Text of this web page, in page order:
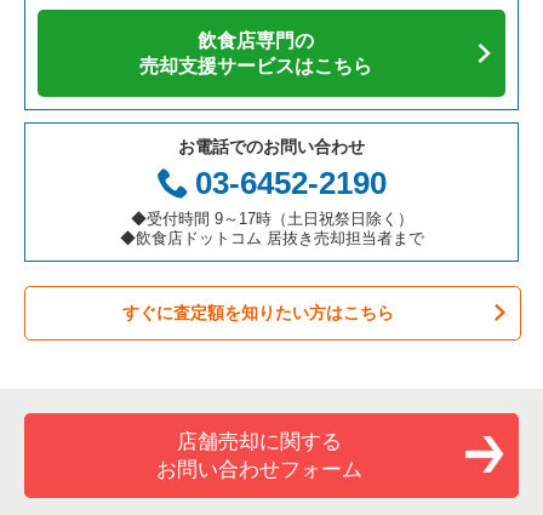
カフェの居抜き売却物件の案件一覧
テイクアウトの居抜き売却物件の案件一覧
お弁当・惣菜・デリの居抜き売却物件の案件一覧
カラオケ・パブ・スナックの居抜き売却物件の案件一覧
バーの居抜き売却物件の案件一覧
居酒屋・ダイニングバーの居抜き売却物件の案件一覧
洋食の居抜き売却物件の案件一覧
愛知県の飲食店の居抜き売却物件の案件一覧
岐阜県の飲食店の居抜き売却物件の案件一覧
三重県の飲食店の居抜き売却物件の案件一覧
京都市西京区の飲食店の居抜き売却物件の案件一覧
京都市伏見区の飲食店の居抜き売却物件の案件一覧
京都市北区の飲食店の居抜き売却物件の案件一覧
京都市山科区の飲食店の居抜き売却物件の案件一覧
京都市南区の飲食店の居抜き売却物件の案件一覧
宇治市の飲食店の居抜き売却物件の案件一覧
京都府の鉄板焼き・お好み焼の居抜き売却物件の案件一覧
京都府のアジア料理の居抜き売却物件の案件一覧
京都府のカフェの居抜き売却物件の案件一覧
京都府のテイクアウトの居抜き売却物件の案件一覧
京都府のお弁当・惣菜・デリの居抜き売却物件の案件一覧
京都府のカラオケ・パブ・スナックの居抜き売却物件の案件一
覧
京都府の居酒屋・ダイニングバーの居抜き売却物件の案件一覧
京都府の和食の居抜き売却物件の案件一覧
京都市伏見区のバーの居抜き売却物件の案件一覧
京都市伏見区の居酒屋・ダイニングバーの居抜き売却物件の案
件一覧
京都市伏見区の和食の居抜き売却物件の案件一覧
京都市伏見区のその他の居抜き売却物件の案件一覧
飲食店専門の
売却支援サービスはこちら
お電話でのお問い合わせ
03-6452-2190
◆受付時間 9～17時（土日祝祭日除く）
◆飲食店ドットコム 居抜き売却担当者まで
すぐに査定額を知りたい方はこちら
店舗売却に関する
お問い合わせフォーム